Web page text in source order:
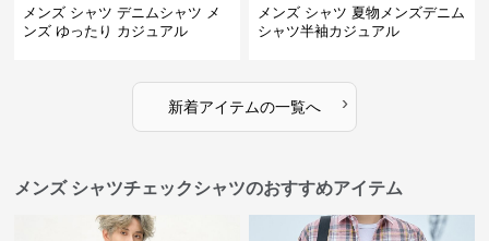
メンズ シャツ デニムシャツ メ
ンズ ゆったり カジュアル
メンズ シャツ 夏物メンズデニム
シャツ半袖カジュアル
新着アイテムの一覧へ ›
メンズ シャツチェックシャツのおすすめアイテム